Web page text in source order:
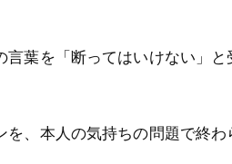
言葉を「断ってはいけない」
を、本人の気持ちの問題で終